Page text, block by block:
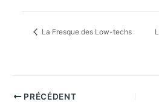
La Fresque des Low-techs
PRÉCÉDENT